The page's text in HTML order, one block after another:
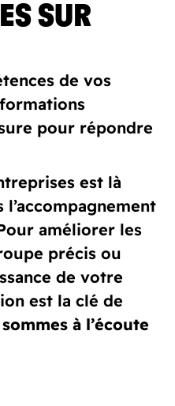
SUR
de vos
pour répondre
est là
améliorer les
précis ou
de votre
est la clé de
à l’écoute